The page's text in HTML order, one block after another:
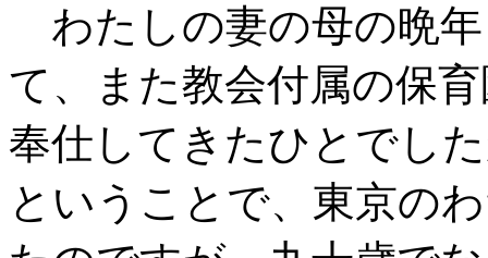
わたしの妻の母の晩
て、また教会付属の保
奉仕してきたひとでし
ということで、東京の